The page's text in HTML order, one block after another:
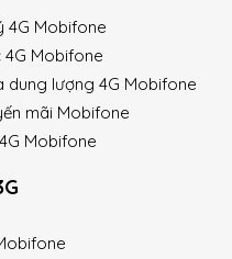
4G Mobifone
Mobifone
dung lượng 4G Mobifone
mãi Mobifone
Mobifone